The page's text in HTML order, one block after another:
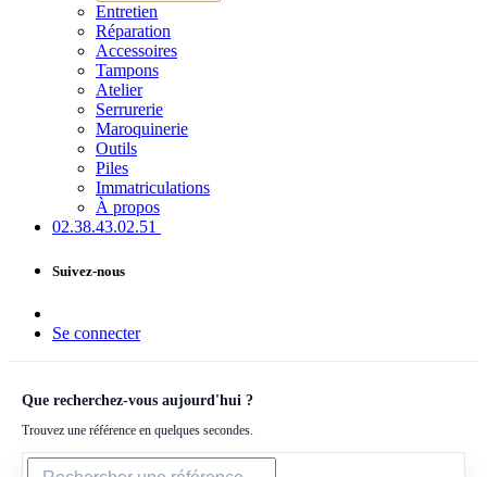
Entretien
Réparation
Accessoires
Tampons
Atelier
Serrurerie
Maroquinerie
Outils
Piles
Immatriculations
À propos
02.38.43​.02.51
Suivez-nous
Se connecter
Que recherchez-vous aujourd'hui ?
Trouvez une référence en quelques secondes.